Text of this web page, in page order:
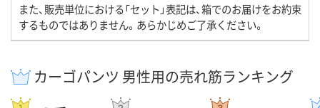
また、販売単位における「セット」表記は、箱でのお届けをお約束
するものではありません。あらかじめご了承ください。
カーゴパンツ 男性用の売れ筋ランキング